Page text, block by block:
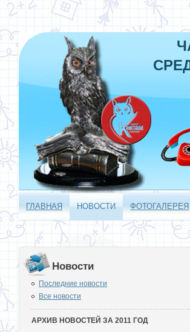
ГЛАВНАЯ НОВОСТИ ФОТОГАЛЕРЕЯ
Новости
Последние новости
Все новости
АРХИВ НОВОСТЕЙ ЗА 2011 ГОД